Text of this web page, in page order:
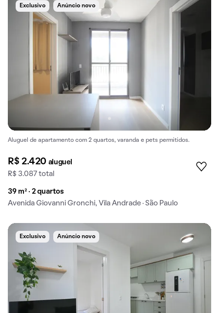
Exclusivo Anúncio novo
Aluguel de apartamento com 2 quartos, varanda e pets permitidos.
R$ 2.420 aluguel
R$ 3.087 total
39 m² · 2 quartos
Avenida Giovanni Gronchi, Vila Andrade · São Paulo
Exclusivo Anúncio novo